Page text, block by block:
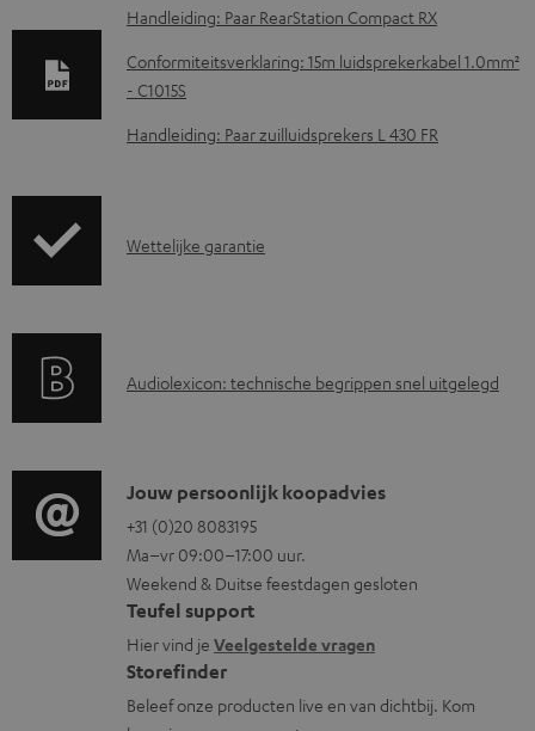
D
o
w
n
a
c
e
n
t
e
n
Handleiding: Paar RearStation Compact RX
Conformiteitsverklaring: 15m luidsprekerkabel 1.0mm²
- C1015S
Handleiding: Paar zuilluidsprekers L 430 FR
G
n
e
i
n
f
o
r
m
Wettelijke garantie
A
i
o
g
l
o
s
s
Audiolexicon: technische begrippen snel uitgelegd
C
o
n
t
a
c
t
Jouw persoonlijk koopadvies
+31 (0)20 8083195
Ma–vr 09:00–17:00 uur.
Weekend & Duitse feestdagen gesloten
Teufel support
Hier vind je Veelgestelde vragen
Storefinder
Beleef onze producten live en van dichtbij. Kom